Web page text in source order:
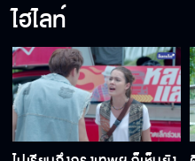
มาแอบดู
ล่อให้มัน
ไฮไลท์